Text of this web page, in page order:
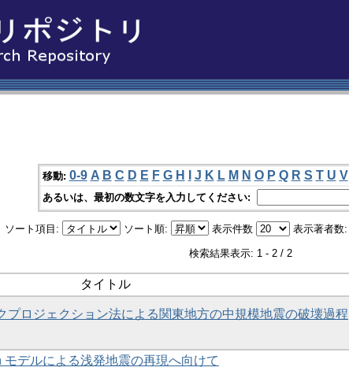
移動: 0-9 A B C D E F G H J K L M N O P Q R S T U V
あるいは、最初の数文字を入力してください:
ソート項目: ソート順: 表示件数 表示著者数:
検索結果表示: 1 - 2 / 2
タイトル
プロジェクション法による関東地方の中規模地震の破壊過程
デルによる浅発地震の再現へ向けて